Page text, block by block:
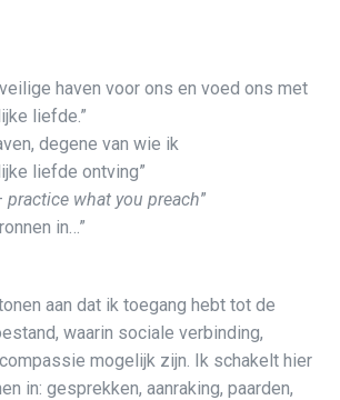
haven voor ons en voed ons met
liefde.”
degene van wie ik
liefde ontving”
practice what you preach”
in…”
aan dat ik toegang hebt tot de
waarin sociale verbinding,
mogelijk zijn. Ik schakelt hier
in: gesprekken, aanraking, paarden,